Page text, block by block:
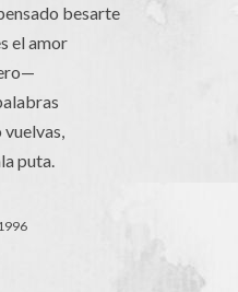
besarte
el amor
puta.